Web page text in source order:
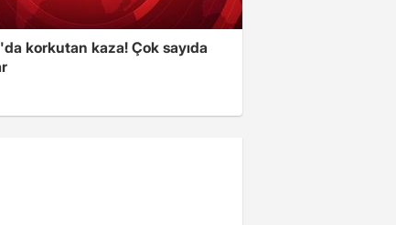
korkutan kaza! Çok sayıda